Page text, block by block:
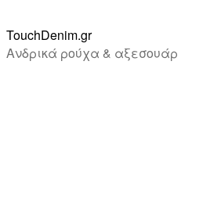
TouchDenim.gr
Ανδρικά ρούχα & αξεσουάρ